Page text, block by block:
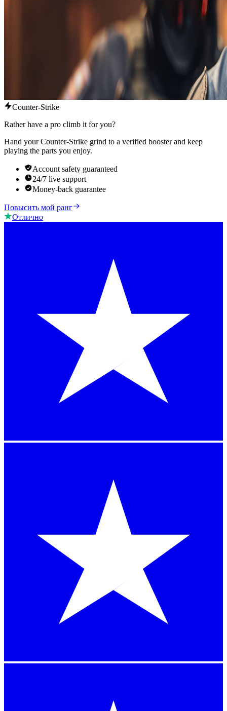
Counter-Strike
Rather have a pro climb it for you?
Hand your Counter-Strike grind to a verified booster and keep
playing the parts you enjoy.
Account safety guaranteed
24/7 live support
Money-back guarantee
Повысить мой ранг
Отлично